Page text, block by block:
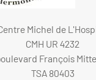
Michel de
CMH UR 4232
François
TSA 80403